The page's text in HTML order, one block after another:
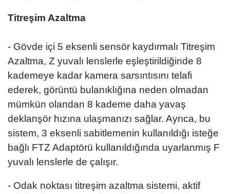
Titreşim Azaltma
- Gövde içi 5 eksenli sensör kaydırmalı Titreşim
Azaltma, Z yuvalı lenslerle eşleştirildiğinde 8
kademeye kadar kamera sarsıntısını telafi
ederek, görüntü bulanıklığına neden olmadan
mümkün olandan 8 kademe daha yavaş
deklanşör hızına ulaşmanızı sağlar. Ayrıca, bu
sistem, 3 eksenli sabitlemenin kullanıldığı isteğe
bağlı FTZ Adaptörü kullanıldığında uyarlanmış F
yuvalı lenslerle de çalışır.
- Odak noktası titreşim azaltma sistemi, aktif